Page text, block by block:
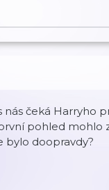
čeká Harryho
pohled mohlo
bylo doopravdy?